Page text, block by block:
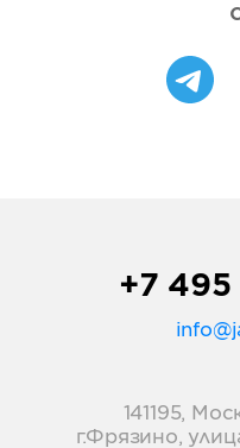
+7
141195,
г.Фрязино,